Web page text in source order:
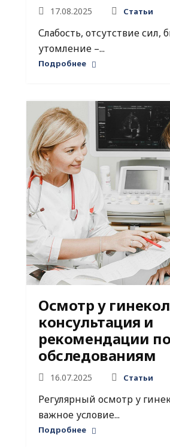
17.08.2025 Статьи
Слабость, отсутствие сил,
утомление –...
Подробнее
Осмотр у
консультация и
рекомендации по
обследованиям
16.07.2025 Статьи
Регулярный осмотр у
важное условие...
Подробнее